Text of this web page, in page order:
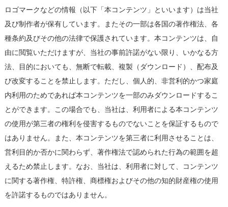
ロゴマークなどの情報（以下「本コンテンツ」といいます）は当社
及び制作者が保有しています。またその一部は各国の著作権法、各
種条約及びその他の法律で保護されています。本コンテンツは、自
由に閲覧いただけますが、当社の事前許諾がない限り、いかなる方
法、目的においても、無断で転載、複製（ダウンロード）、配布及
び改変することを禁止します。ただし、個人的、非営利的かつ家庭
内利用のためであれば本コンテンツを一部のみダウンロードするこ
とができます。この場合でも、当社は、利用者による本コンテンツ
の使用が第三者の権利を侵害するものでないことを保証するもので
はありません。また、本コンテンツを第三者に利用させることは、
営利目的か否かに関わらず、著作権法で認められた行為の範囲を超
えるため禁止します。なお、当社は、利用者に対して、コンテンツ
に関する著作権、特許権、商標権およびその他の知的財産権の使用
を許諾するものではありません。